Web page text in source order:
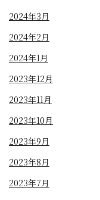
2024年3月
2024年2月
2024年1月
2023年12月
2023年11月
2023年10月
2023年9月
2023年8月
2023年7月